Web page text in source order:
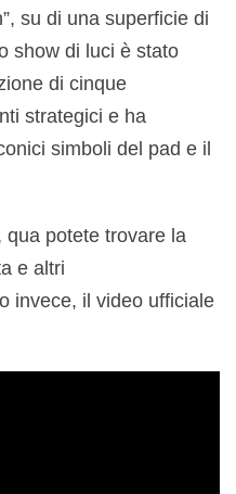
su di una superficie di
show di luci è stato
di cinque
strategici e ha
simboli del pad e il
qua potete trovare la
e altri
invece, il video ufficiale